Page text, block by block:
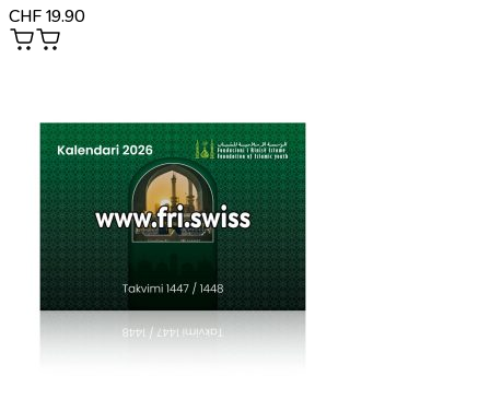
CHF 19.90